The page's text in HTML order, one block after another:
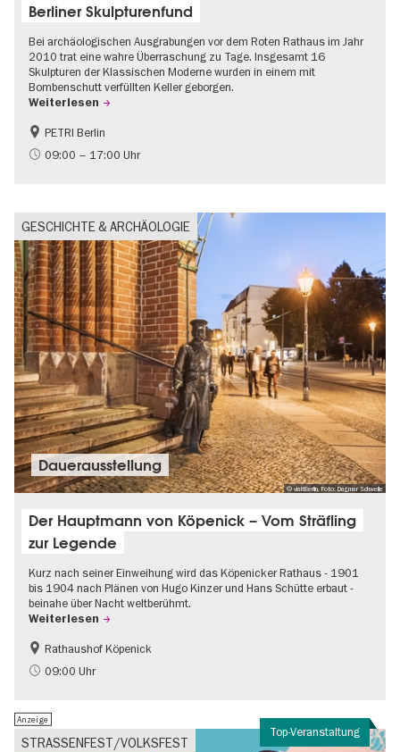
Berliner Skulpturenfund
Bei archäologischen Ausgrabungen vor dem Roten Rathaus im Jahr
2010 trat eine wahre Überraschung zu Tage. Insgesamt 16
Skulpturen der Klassischen Moderne wurden in einem mit
Bombenschutt verfüllten Keller geborgen.
Weiterlesen
NS-Geschichte
PETRI Berlin
09:00 – 17:00 Uhr
GESCHICHTE & ARCHÄOLOGIE
© visitBerlin, Foto: Dagmar Schwelle
Dauer­aus­stel­lung
Der Hauptmann von Köpenick – Vom Sträfling
zur Legende
Kurz nach seiner Einweihung wird das Köpenicker Rathaus - 1901
bis 1904 nach Plänen von Hugo Kinzer und Hans Schütte erbaut -
beinahe über Nacht weltberühmt.
Weiterlesen
Geschichte
Going local Berlin
Rathaushof Köpenick
09:00 Uhr
Top-Veranstaltung
STRASSENFEST/VOLKSFEST
Anzeige